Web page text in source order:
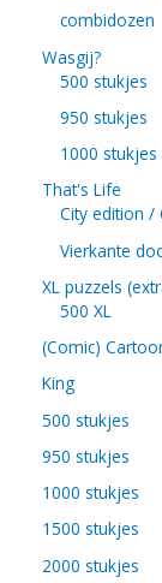
combidozen
Wasgij?
500 stukjes
950 stukjes
1000 stukjes
That's Life
City edition /
Vierkante
XL puzzels
500 XL
(Comic)
King
500 stukjes
950 stukjes
1000 stukjes
1500 stukjes
2000 stukjes